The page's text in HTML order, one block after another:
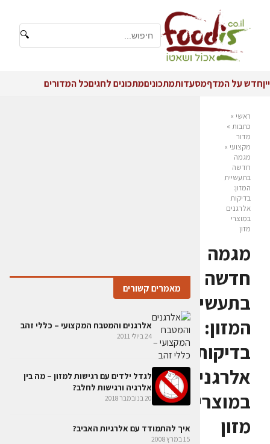
🔍
ייןחדש על המדףמסעדותמתכוניםמתכונים לחגיםכל המדורים
ראשי »
כתבות »
מדור
מקצועי »
מגמה
חדשה
בתעשיית
המזון:
בדיקות
אלרגנים
במוצרי
מזון
מגמה
חדשה
בתעשיית
המזון:
בדיקות
אלרגנים
במוצרי
מזון
מאמרים קשורים
אלרגנים והמטבח המקצועי – כללי זהב
24 ביולי 2011
לגדל ילדים עם רגישות למזון – מה בין
אלרגיה ורגישות לחלב?
20 בנובמבר 2018
איך להתמודד עם אלרגיות האביב?
15 במרץ 2008